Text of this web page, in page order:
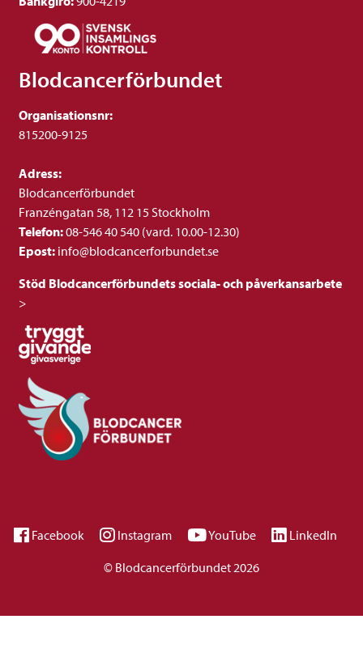
Blodcancerförbundet
Organisationsnr:
815200-9125
Adress:
Blodcancerförbundet
Franzéngatan 58, 112 15 Stockholm
Telefon:08-546 40 540 (vard. 10.00-12.30)
Epost: info@blodcancerforbundet.se
Stöd Blodcancerförbundets sociala- och påverkansarbete
>
Facebook Instagram YouTube
LinkedIn
© Blodcancerförbundet 2026